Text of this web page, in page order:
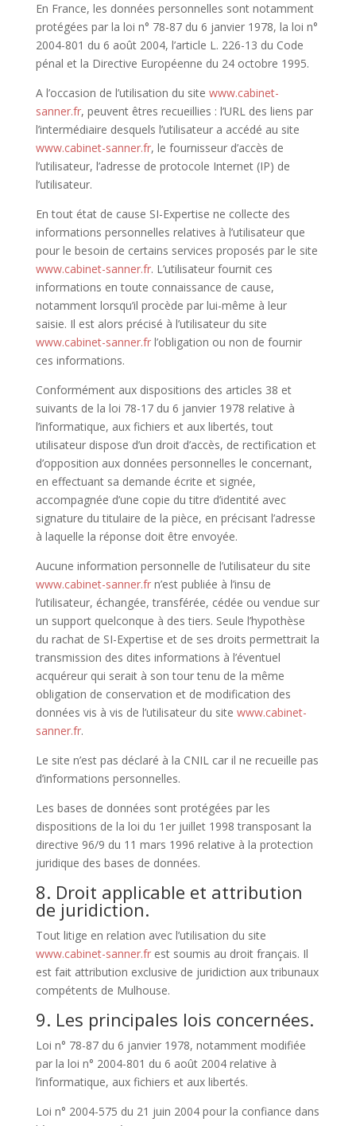
En France, les données personnelles sont notamment
protégées par la loi n° 78-87 du 6 janvier 1978, la loi n°
2004-801 du 6 août 2004, l’article L. 226-13 du Code
pénal et la Directive Européenne du 24 octobre 1995.
A l’occasion de l’utilisation du site www.cabinet-
sanner.fr, peuvent êtres recueillies : l’URL des liens par
l’intermédiaire desquels l’utilisateur a accédé au site
www.cabinet-sanner.fr, le fournisseur d’accès de
l’utilisateur, l’adresse de protocole Internet (IP) de
l’utilisateur.
En tout état de cause SI-Expertise ne collecte des
informations personnelles relatives à l’utilisateur que
pour le besoin de certains services proposés par le site
www.cabinet-sanner.fr. L’utilisateur fournit ces
informations en toute connaissance de cause,
notamment lorsqu’il procède par lui-même à leur
saisie. Il est alors précisé à l’utilisateur du site
www.cabinet-sanner.frl’obligation ou non de fournir
ces informations.
Conformément aux dispositions des articles 38 et
suivants de la loi 78-17 du 6 janvier 1978 relative à
l’informatique, aux fichiers et aux libertés, tout
utilisateur dispose d’un droit d’accès, de rectification et
d’opposition aux données personnelles le concernant,
en effectuant sa demande écrite et signée,
accompagnée d’une copie du titre d’identité avec
signature du titulaire de la pièce, en précisant l’adresse
à laquelle la réponse doit être envoyée.
Aucune information personnelle de l’utilisateur du site
www.cabinet-sanner.frn’est publiée à l’insu de
l’utilisateur, échangée, transférée, cédée ou vendue sur
un support quelconque à des tiers. Seule l’hypothèse
du rachat de SI-Expertise et de ses droits permettrait la
transmission des dites informations à l’éventuel
acquéreur qui serait à son tour tenu de la même
obligation de conservation et de modification des
données vis à vis de l’utilisateur du site www.cabinet-
sanner.fr.
Le site n’est pas déclaré à la CNIL car il ne recueille pas
d’informations personnelles.
Les bases de données sont protégées par les
dispositions de la loi du 1er juillet 1998 transposant la
directive 96/9 du 11 mars 1996 relative à la protection
juridique des bases de données.
8. Droit applicable et attribution
de juridiction.
Tout litige en relation avec l’utilisation du site
www.cabinet-sanner.frest soumis au droit français. Il
est fait attribution exclusive de juridiction aux tribunaux
compétents de Mulhouse.
9. Les principales lois concernées.
Loi n° 78-87 du 6 janvier 1978, notamment modifiée
par la loi n° 2004-801 du 6 août 2004 relative à
l’informatique, aux fichiers et aux libertés.
Loi n° 2004-575 du 21 juin 2004 pour la confiance dans